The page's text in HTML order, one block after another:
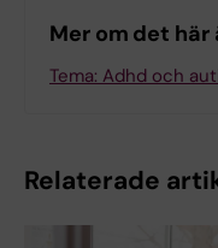
Mer om det här
Tema: Adhd och
Relaterade